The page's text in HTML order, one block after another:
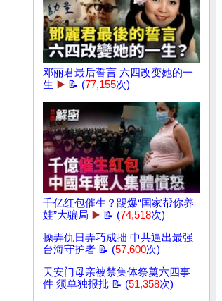
邓丽君最后誓言 六四改变她的一
生 ▶️ 📝 (77,155次)
千亿红包催生？踢爆“国家帮你养
娃”大骗局 ▶️ 📝 (74,518次)
操弄仇日弄巧成拙 中共逼出最强
台海守护者 📝 (57,600次)
天安门母亲被禁集体祭奠六四事
件 须单独报批 📝 (51,358次)